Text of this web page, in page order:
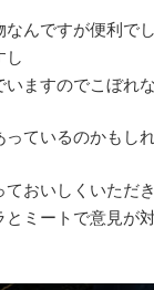
んですが便利で
し
ますのでこぼれ
っているのかもし
おいしくいただ
ミートで意見が